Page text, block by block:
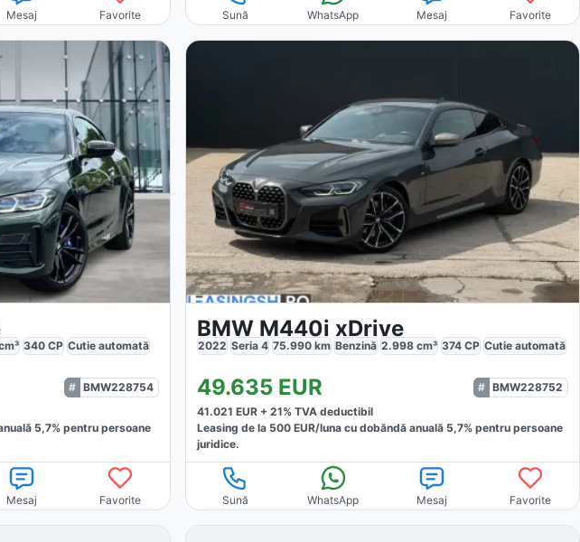
Mesaj Favorite Sună WhatsApp Mesaj Favorite
340 CP Cutieautomată
BMW228754
5,7% pentru persoane
Mesaj Favorite
BMW M440i xDrive
2022 Seria 4 75.990km Benzină 2.998cm³ 374CP Cutie automată
49.635EUR
BMW228752
41.021 EUR + 21% TVA deductibil
Leasing de la 500EUR/lunacu dobăndă anuală 5,7% pentru persoane
juridice.
Sună WhatsApp Mesaj Favorite